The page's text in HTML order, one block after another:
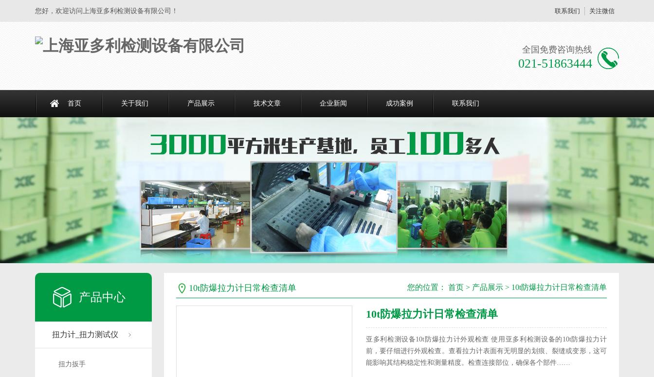
您好，欢迎访问上海亚多利检测设备有限公司！ 联系我们 关注微信
全国免费咨询热线
021-51863444
首页 关于我们 产品展示 技术文章 企业新闻 成功案例 联系我们
产品中心
扭力计_扭力测试仪
扭力扳手
10t防爆拉力计日常检查清单 您的位置： 首页 > 产品展示 > 10t防爆拉力计日常检查清单
10t防爆拉力计日常检查清单
亚多利检测设备10t防爆拉力计外观检查 使用亚多利检测设备的10t防爆拉力计
前，要仔细进行外观检查。查看拉力计表面有无明显的划痕、裂缝或变形，这可
能影响其结构稳定性和测量精度。检查连接部位，确保各个部件……